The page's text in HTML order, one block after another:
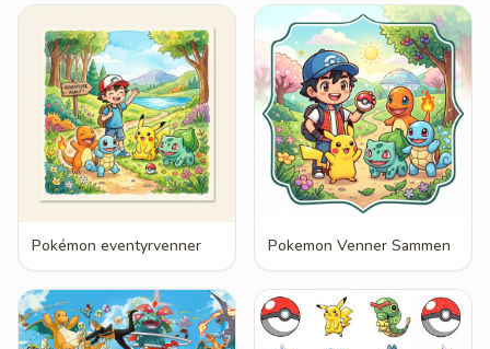
Pokémon eventyrvenner Pokemon Venner Sammen